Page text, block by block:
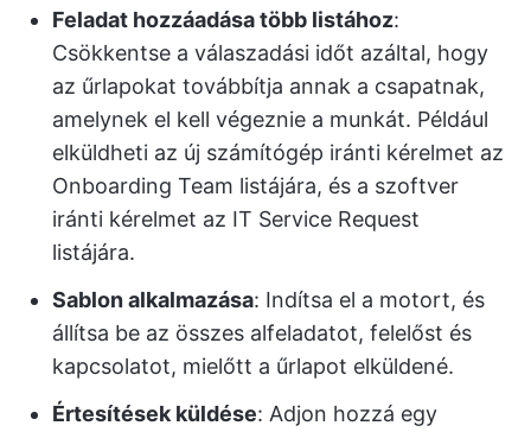
Feladat hozzáadása több listához:
Csökkentse a válaszadási időt azáltal, hogy
az űrlapokat továbbítja annak a csapatnak,
amelynek el kell végeznie a munkát. Például
elküldheti az új számítógép iránti kérelmet az
Onboarding Team listájára, és a szoftver
iránti kérelmet az IT Service Request
listájára.
Sablon alkalmazása: Indítsa el a motort, és
állítsa be az összes alfeladatot, felelőst és
kapcsolatot, mielőtt a űrlapot elküldené.
Értesítések küldése: Adjon hozzá egy